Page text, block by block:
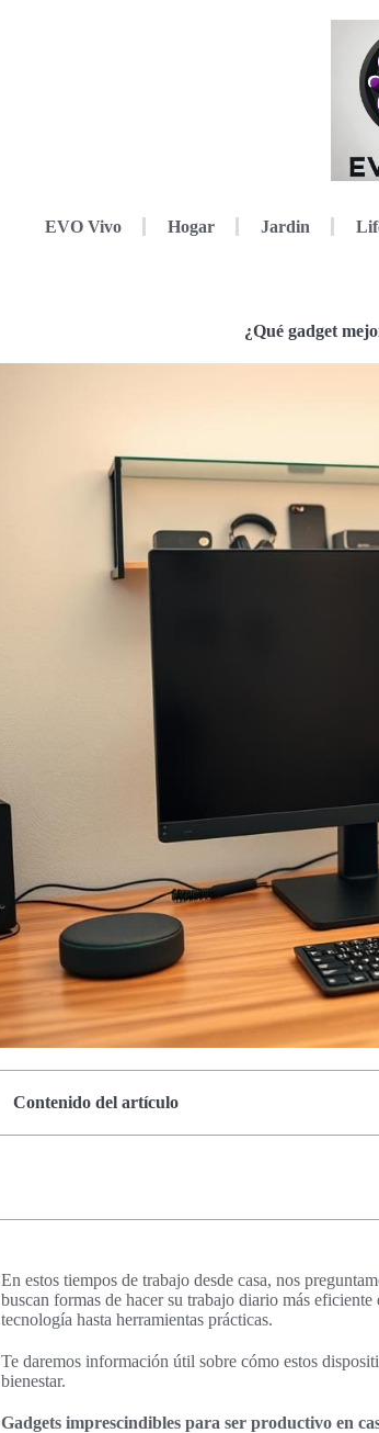
EVO Vivo Hogar Jardin
¿Qué gadget
Contenido del artículo
En estos tiempos de trabajo desde casa, nos
buscan formas de hacer su trabajo diario más
tecnología hasta herramientas prácticas.
Te daremos información útil sobre cómo estos
bienestar.
Gadgets imprescindibles para ser productivo en